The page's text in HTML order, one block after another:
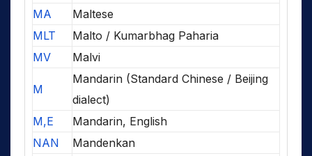
MA
Maltese
MLT
Malto / Kumarbhag Paharia
MV
Malvi
M
Mandarin (Standard Chinese / Beijing
dialect)
M,E
Mandarin, English
NAN
Mandenkan